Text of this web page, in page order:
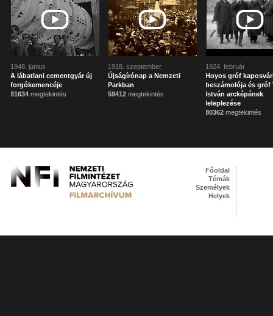
1948. június
A lábatlani cementgyár új
forgókemencéje
81634 megtekintés
1918. szeptember
Újságírónap a Nemzeti
Parkban
59412 megtekintés
1924. február
Hoyos gróf
beszámolója és gróf
István arcképének
leleplezése
80362 megtekintés
Főoldal
Témák
Személyek
Helyek